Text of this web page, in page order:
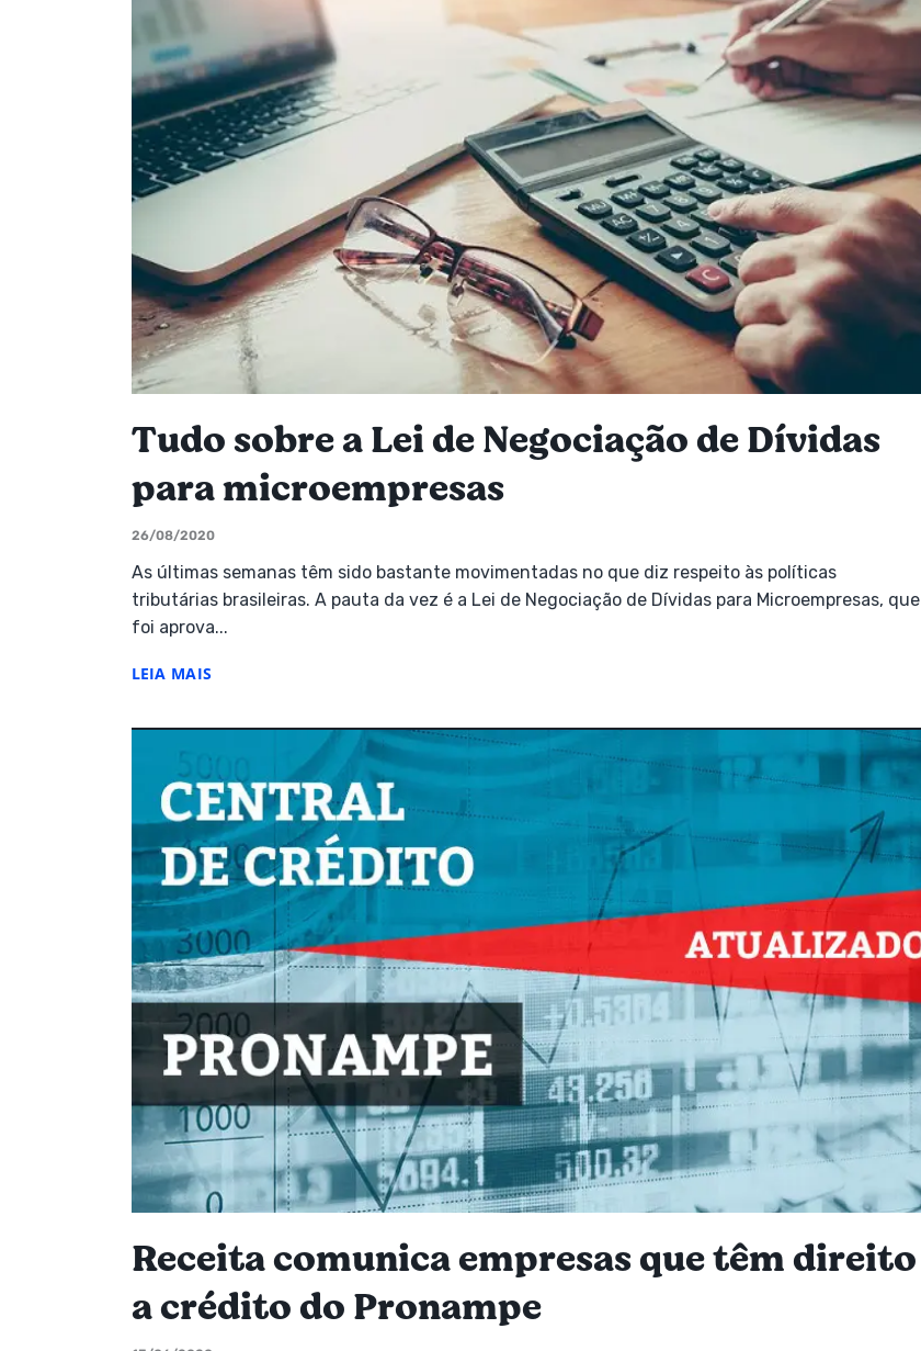
Tudo sobre a Lei de Negociação de Dívidas
para microempresas
26/08/2020
As últimas semanas têm sido bastante movimentadas no que diz respeito às políticas
tributárias brasileiras. A pauta da vez é a Lei de Negociação de Dívidas para Microempresas, que
foi aprova...
LEIA MAIS
Receita comunica empresas que têm direito
a crédito do Pronampe